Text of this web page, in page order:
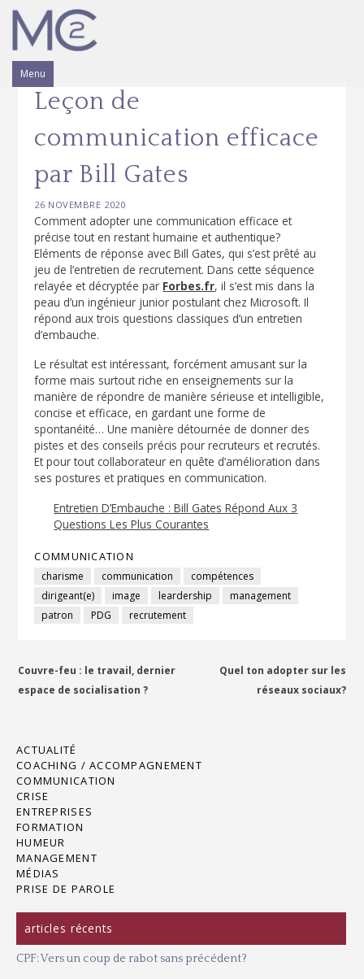
Skip
content
Menu
Leçon de
communication efficace
par Bill Gates
26 NOVEMBRE 2020
Comment adopter une communication efficace et
précise tout en restant humaine et authentique?
Eléments de réponse avec Bill Gates, qui s’est prêté au
jeu de l’entretien de recrutement.Dans cette séquence
relayée et décryptée par Forbes.fr, il s’est mis dans la
peau d’un ingénieur junior postulant chez Microsoft. Il
répond aux trois questions classiques d’un entretien
d’embauche.
Le résultat est intéressant, forcément amusant sur la
forme mais surtout riche en enseignements sur la
manière de répondre de manière sérieuse et intelligible,
concise et efficace, en gardant une forme de
spontanéité… Une manière détournée de donner des
pistes et des conseils précis pour recruteurs et recrutés.
Et pour tout collaborateur en quête d’amélioration dans
ses postures et pratiques en communication.
Entretien D’Embauche : Bill Gates Répond Aux 3
Questions Les Plus Courantes
COMMUNICATION
charisme communication
compétences
dirigeant(e)
image leardership
management
patron
PDG recrutement
Navigation
de
Couvre-feu : le travail, dernier
espace de socialisation ?
Quel ton adopter sur les
réseaux sociaux?
ACTUALITÉ
COACHING / ACCOMPAGNEMENT
COMMUNICATION
CRISE
ENTREPRISES
FORMATION
HUMEUR
MANAGEMENT
MÉDIAS
PRISE DE PAROLE
articles récents
CPF: Vers un coup de rabot sans précédent?